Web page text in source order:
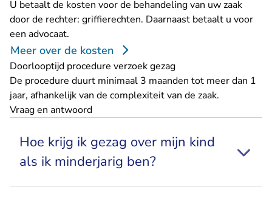
U betaalt de kosten voor de behandeling van uw zaak
door de rechter: griffierechten. Daarnaast betaalt u voor
een advocaat.
Meer over de kosten
Doorlooptijd procedure verzoek gezag
De procedure duurt minimaal 3 maanden tot meer dan 1
jaar, afhankelijk van de complexiteit van de zaak.
Vraag en antwoord
Hoe krijg ik gezag over mijn kind
als ik minderjarig ben?